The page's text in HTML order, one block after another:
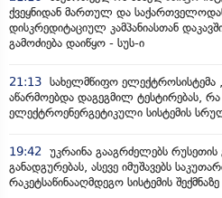
ქვეყნიდან მართულ და
დისკრედიტაციულ კამპანიასთან
გამოძიება დაიწყო - სუს-ი
21:13 სახელმწიფო ელექტროსისტემა
აწარმოებდა დაგეგმილ ტესტირებას,
ელექტროენერგეტიკული სისტემის
19:42
უკრაინა გააგრძელებს რუსეთის
განადგურებას, ასევე იმუშავებს
რაკეტსაწინააღმდეგო სისტემის